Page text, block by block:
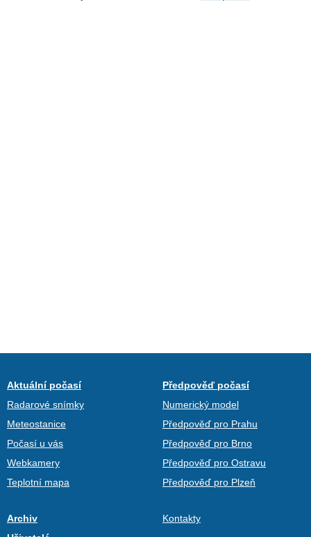
Aktuální počasí
Radarové snímky
Meteostanice
Počasí u vás
Webkamery
Teplotní mapa
Předpověď počasí
Numerický model
Předpověď pro Prahu
Předpověď pro Brno
Předpověď pro Ostravu
Předpověď pro Plzeň
Archiv
Kontakty